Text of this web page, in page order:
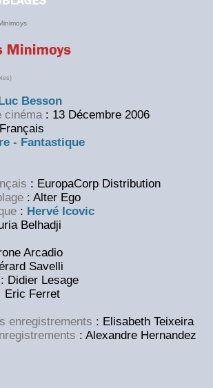
Besson
cinéma : 13 Décembre 2006
- Fantastique
: EuropaCorp Distribution
: Alter Ego
: Hervé Icovic
Belhadji
Arcadio
Savelli
: Didier Lesage
enregistrements : Elisabeth Teixeira
: Alexandre Hernandez